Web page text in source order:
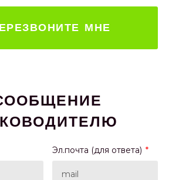
МНЕ
Эл.почта (для ответа)